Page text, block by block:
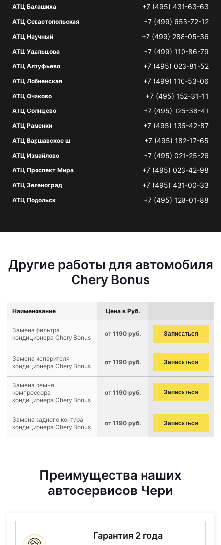
АТЦ Балашиха +7 (495) 431-63-63
АТЦ Севастопольская +7 (499) 653-72-12
АТЦ Научный +7 (499) 288-05-36
АТЦ Удальцова +7 (499) 110-86-79
АТЦ Алтуфьево +7 (495) 023-81-52
АТЦ Лобненская +7 (499) 110-53-06
АТЦ Очаково +7 (495) 152-31-11
АТЦ Солнцево +7 (495) 125-38-41
АТЦ Раменки +7 (495) 135-42-87
АТЦ Варшавское ш +7 (495) 182-17-65
АТЦ Измайлово +7 (495) 021-25-26
АТЦ Проспект Мира +7 (495) 023-42-98
АТЦ Зеленоград +7 (495) 431-00-33
АТЦ Подольск +7 (495) 128-01-88
Другие работы для автомобиля
Chery Bonus
Наименование Цена в Руб.
Замена фильтра
кондиционера Chery Bonus
от 1190 руб. Записаться
Замена испарителя
кондиционера Chery Bonus
от 1190 руб. Записаться
Замена ремня
компрессора
кондиционера Chery Bonus
от 1190 руб. Записаться
Замена заднего контура
кондиционера Chery Bonus
от 1190 руб. Записаться
Преимущества наших
автосервисов Чери
Гарантия 2 года